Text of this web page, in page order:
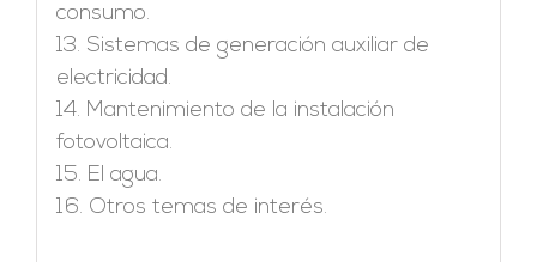
consumo.
13. Sistemas de generación auxiliar de
electricidad.
14. Mantenimiento de la instalación
fotovoltaica.
15. El agua.
16. Otros temas de interés.